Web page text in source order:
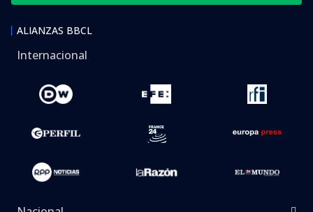
ALIANZAS BBCL
Internacional